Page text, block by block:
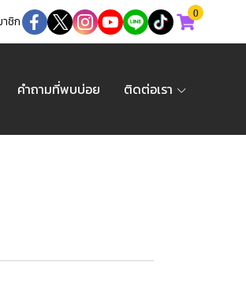
ชิก
0
คำถามที่พบบ่อย ติดต่อเรา